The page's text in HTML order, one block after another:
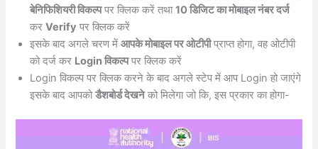
बेनिफिशियरी विकल्पपर क्लिक करें तथा10 डिजिट का मोबाइल नंबर दर्ज
करVerify पर क्लिक करें
इसके बाद अगले चरण मेंआपके मोबाइल पर ओटीपीप्राप्त होगा, वह ओटीपी
को दर्ज कर Login विकल्पपर क्लिक करें
Login विकल्प पर क्लिक करने के बाद अगले स्टेप में आप Login हो जाएंगे
इसके बाद आपकोडैशबोर्ड देखनेको मिलेगा जो कि, इस प्रकार का होगा-